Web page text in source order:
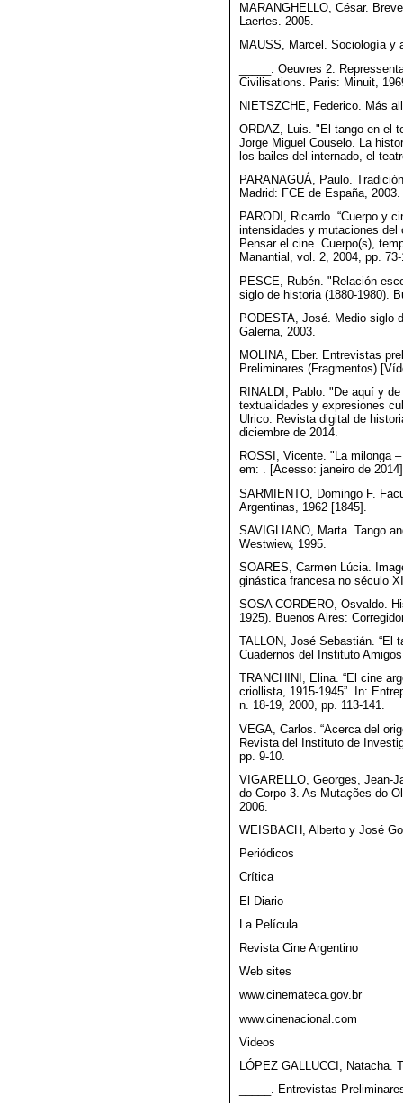
MARANGHELLO, César.
Laertes. 2005.
MAUSS, Marcel. Sociología y
_____. Oeuvres 2.
Civilisations. Paris: Minuit,
NIETSZCHE, Federico. Más
ORDAZ, Luis. "El tango en el
Jorge Miguel Couselo. La
los bailes del internado, el
PARANAGUÁ, Paulo.
Madrid: FCE de España, 2003.
PARODI, Ricardo. “Cuerpo y
intensidades y mutaciones del
Pensar el cine. Cuerpo(s),
Manantial, vol. 2, 2004, pp.
PESCE, Rubén. "Relación
siglo de historia (1880-1980).
PODESTA, José. Medio siglo
Galerna, 2003.
MOLINA, Eber. Entrevistas
Preliminares (Fragmentos)
RINALDI, Pablo. "De aquí y
textualidades y expresiones
Ulrico. Revista digital de
diciembre de 2014.
ROSSI, Vicente. "La milonga
em: . [Acesso: janeiro de
SARMIENTO, Domingo F.
Argentinas, 1962 [1845].
SAVIGLIANO, Marta. Tango
Westwiew, 1995.
SOARES, Carmen Lúcia.
ginástica francesa no século
SOSA CORDERO, Osvaldo.
1925). Buenos Aires:
TALLON, José Sebastián. “El
Cuadernos del Instituto
TRANCHINI, Elina. “El cine
criollista, 1915-1945”. In:
n. 18-19, 2000, pp. 113-141.
VEGA, Carlos. “Acerca del
Revista del Instituto de
pp. 9-10.
VIGARELLO, Georges, Jean-
do Corpo 3. As Mutações do
2006.
WEISBACH, Alberto y José
Periódicos
Crítica
El Diario
La Película
Revista Cine Argentino
Web sites
www.cinemateca.gov.br
www.cinenacional.com
Videos
LÓPEZ GALLUCCI, Natacha.
_____. Entrevistas